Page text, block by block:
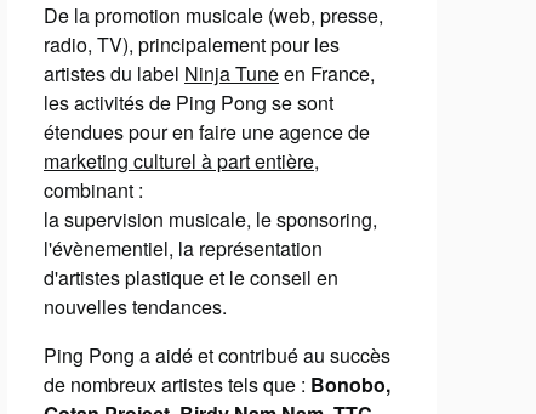
De la promotion musicale (web, presse,
radio, TV), principalement pour les
artistes du label Ninja Tuneen France,
les activités de Ping Pong se sont
étendues pour en faire une agence de
marketing culturel à part entière,
combinant :
la supervision musicale, le sponsoring,
l'évènementiel, la représentation
d'artistes plastique et le conseil en
nouvelles tendances.
Ping Pong a aidé et contribué au succès
de nombreux artistes tels que : Bonobo,